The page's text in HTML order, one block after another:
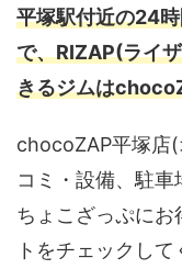
平塚駅付近の24
で、RIZAP(ライ
きるジムは
chocoZAP平塚店
コミ・設備、駐車
ちょこざっぷにお
トをチェックし